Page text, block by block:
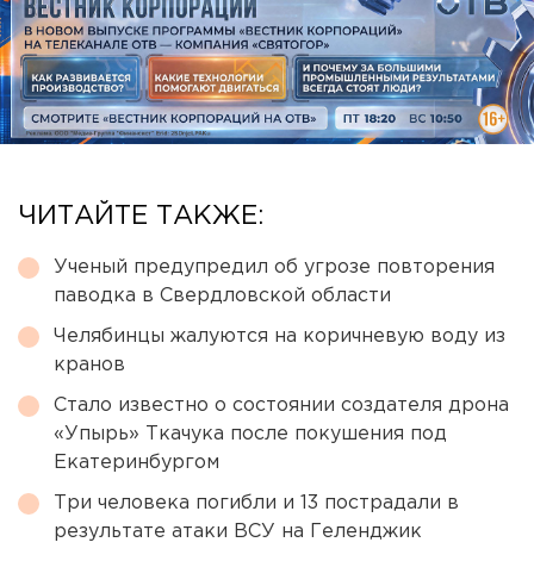
ЧИТАЙТЕ ТАКЖЕ:
Ученый предупредил об угрозе повторения
паводка в Свердловской области
Челябинцы жалуются на коричневую воду из
кранов
Стало известно о состоянии создателя дрона
«Упырь» Ткачука после покушения под
Екатеринбургом
Три человека погибли и 13 пострадали в
результате атаки ВСУ на Геленджик